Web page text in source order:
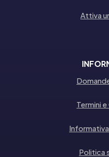
Attiva
Termini
Politica